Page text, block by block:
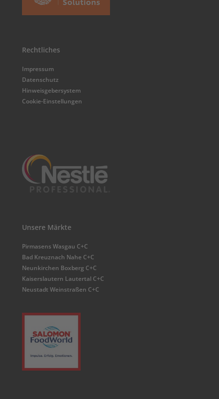
Rechtliches
Impressum
Datenschutz
Hinweisgebersystem
Cookie-Einstellungen
Unsere Märkte
Pirmasens Wasgau C+C
Bad Kreuznach Nahe C+C
Neunkirchen Boxberg C+C
Kaiserslautern Lautertal C+C
Neustadt Weinstraßen C+C